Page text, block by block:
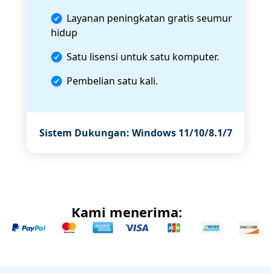
Layanan peningkatan gratis seumur
hidup
Satu lisensi untuk satu komputer.
Pembelian satu kali.
Sistem Dukungan: Windows 11/10/8.1/7
Kami menerima: